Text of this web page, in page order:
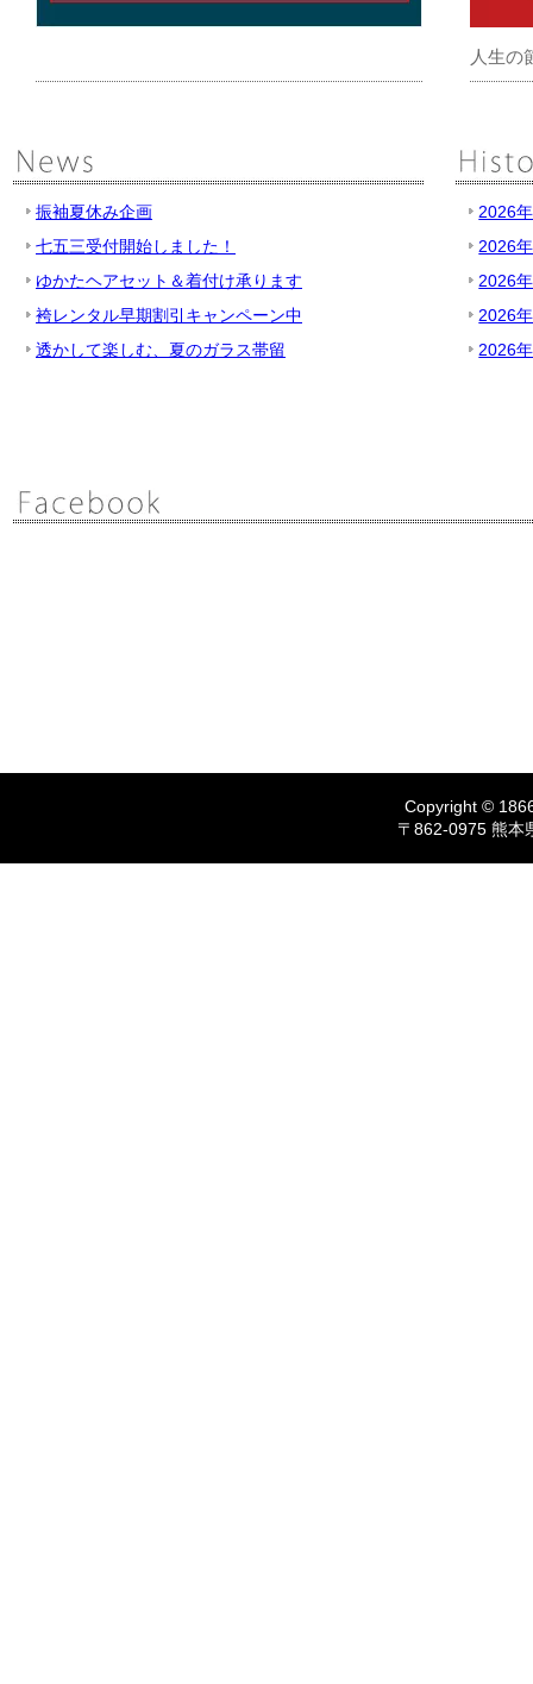
人生の
振袖夏休み企画
七五三受付開始しました！
ゆかたヘアセット＆着付け承ります
袴レンタル早期割引キャンペーン中
透かして楽しむ、夏のガラス帯留
2026
2026
2026
2026
2026
Copyright ©
〒862-0975 熊本